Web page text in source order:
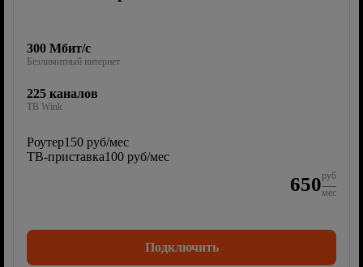
300 Мбит/с
Безлимитный интернет
225 каналов
ТВ Wink
Роутер150 руб/мес
ТВ-приставка100 руб/мес
650руб
мес
Подключить